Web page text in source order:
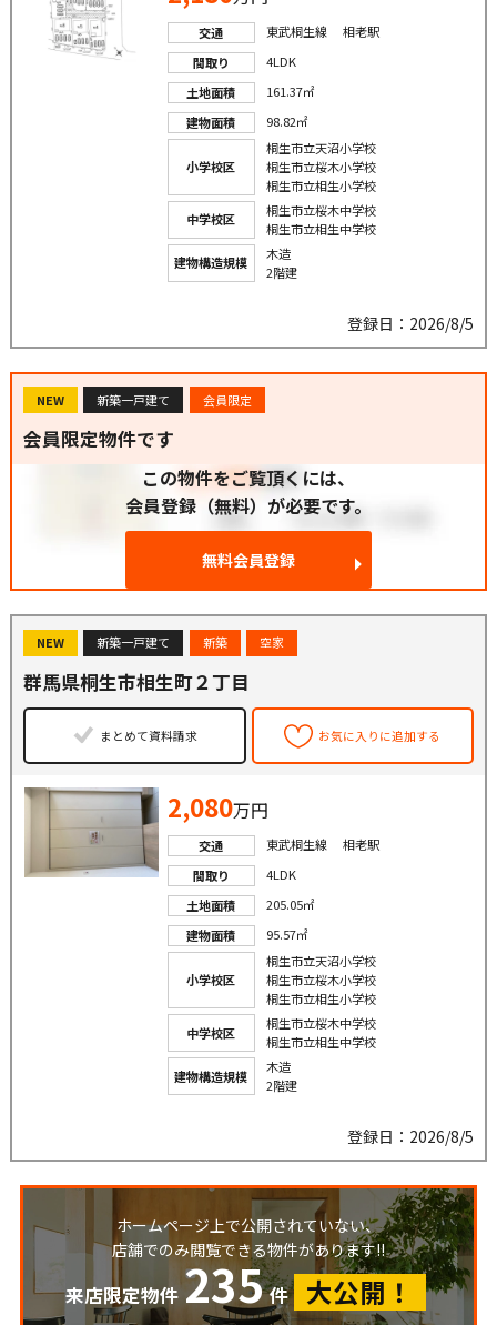
交通
東武桐生線 相老駅
間取り
4LDK
土地面積
161.37㎡
建物面積
98.82㎡
小学校区
桐生市立天沼小学校
桐生市立桜木小学校
桐生市立相生小学校
中学校区
桐生市立桜木中学校
桐生市立相生中学校
建物構造規模
木造
2階建
登録日：2026/8/5
NEW 新築一戸建て 会員限定
会員限定物件です
この物件をご覧頂くには、
会員登録（無料）が必要です。
無料会員登録
NEW 新築一戸建て 新築 空家
群馬県桐生市相生町２丁目
まとめて資料請求 お気に入りに追加する
2,080万円
交通
東武桐生線 相老駅
間取り
4LDK
土地面積
205.05㎡
建物面積
95.57㎡
小学校区
桐生市立天沼小学校
桐生市立桜木小学校
桐生市立相生小学校
中学校区
桐生市立桜木中学校
桐生市立相生中学校
建物構造規模
木造
2階建
登録日：2026/8/5
ホームページ上で公開されていない、
店舗でのみ閲覧できる物件があります!!
来店限定物件 235 件 大公開！